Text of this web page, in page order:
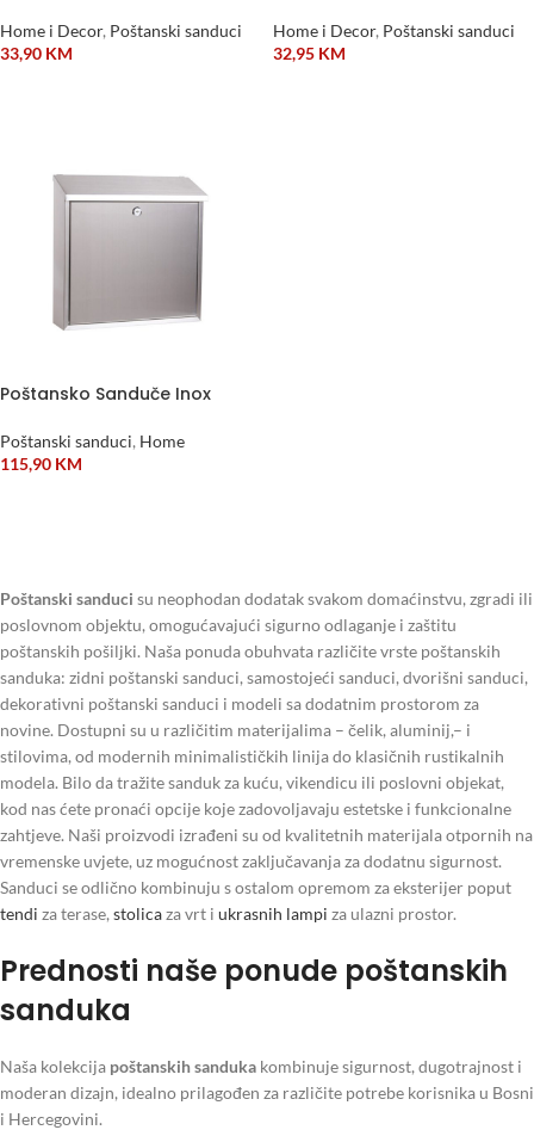
Home i Decor, Poštanski sanduci
33,90 KM
Home i Decor, Poštanski sanduci
32,95 KM
Poštansko Sanduče Inox
Poštanski sanduci, Home
115,90 KM
Poštanski sanduci su neophodan dodatak svakom domaćinstvu, zgradi ili
poslovnom objektu, omogućavajući sigurno odlaganje i zaštitu
poštanskih pošiljki. Naša ponuda obuhvata različite vrste poštanskih
sanduka: zidni poštanski sanduci, samostojeći sanduci, dvorišni sanduci,
dekorativni poštanski sanduci i modeli sa dodatnim prostorom za
novine. Dostupni su u različitim materijalima – čelik, aluminij,– i
stilovima, od modernih minimalističkih linija do klasičnih rustikalnih
modela. Bilo da tražite sanduk za kuću, vikendicu ili poslovni objekat,
kod nas ćete pronaći opcije koje zadovoljavaju estetske i funkcionalne
zahtjeve. Naši proizvodi izrađeni su od kvalitetnih materijala otpornih na
vremenske uvjete, uz mogućnost zaključavanja za dodatnu sigurnost.
Sanduci se odlično kombinuju s ostalom opremom za eksterijer poput
tendi za terase, stolicaza vrt i ukrasnih lampi za ulazni prostor.
Prednosti naše ponude poštanskih
sanduka
Naša kolekcija poštanskih sanduka kombinuje sigurnost, dugotrajnost i
moderan dizajn, idealno prilagođen za različite potrebe korisnika u Bosni
i Hercegovini.